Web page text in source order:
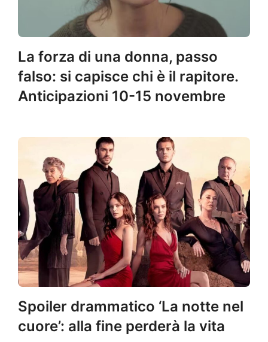
La forza di una donna, passo
falso: si capisce chi è il rapitore.
Anticipazioni 10-15 novembre
Spoiler drammatico ‘La notte nel
cuore’: alla fine perderà la vita